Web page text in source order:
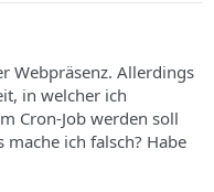
Webpräsenz. Allerdings
in welcher ich
Cron-Job werden soll
ich falsch? Habe